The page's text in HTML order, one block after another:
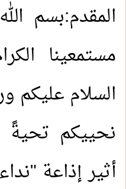
المقدم:بسم
مستمعينا
السلام عليكم
نحييكم تحيةً
أثير إذاعة